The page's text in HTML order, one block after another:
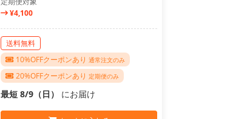
¥4,100
送料無料
10%OFFクーポンあり 通常注文のみ
20%OFFクーポンあり 定期便のみ
最短 8/9（日） にお届け